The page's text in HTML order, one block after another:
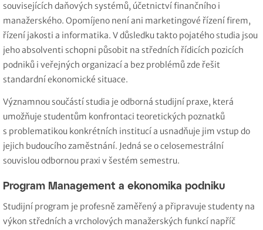
souvisejících daňových systémů, účetnictví finančního i
manažerského. Opomíjeno není ani marketingové řízení firem,
řízení jakosti a informatika. V důsledku takto pojatého studia jsou
jeho absolventi schopni působit na středních řídicích pozicích
podniků i veřejných organizací a bez problémů zde řešit
standardní ekonomické situace.
Významnou součástí studia je odborná studijní praxe, která
umožňuje studentům konfrontaci teoretických poznatků
s problematikou konkrétních institucí a usnadňuje jim vstup do
jejich budoucího zaměstnání. Jedná se o celosemestrální
souvislou odbornou praxi v šestém semestru.
Program Management a ekonomika podniku
Studijní program je profesně zaměřený a připravuje studenty na
výkon středních a vrcholových manažerských funkcí napříč